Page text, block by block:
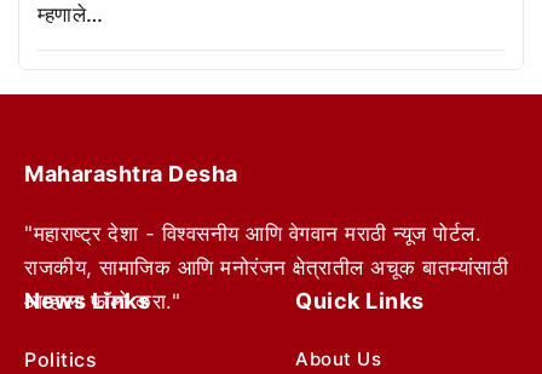
म्हणाले…
Maharashtra Desha
"महाराष्ट्र देशा - विश्वसनीय आणि वेगवान मराठी न्यूज पोर्टल.
राजकीय, सामाजिक आणि मनोरंजन क्षेत्रातील अचूक बातम्यांसाठी
आम्हाला फॉलो करा."
News Links
Politics
Quick Links
About Us